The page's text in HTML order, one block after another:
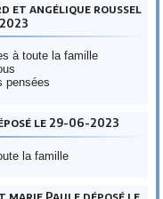
et angélique roussel
à toute la famille
pensées
le 29-06-2023
la famille
marie Paule déposé le